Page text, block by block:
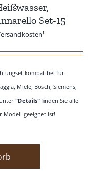
Set-15
kompatibel für
Miele, Bosch, Siemens,
"Details"finden Sie alle
geeignet ist!